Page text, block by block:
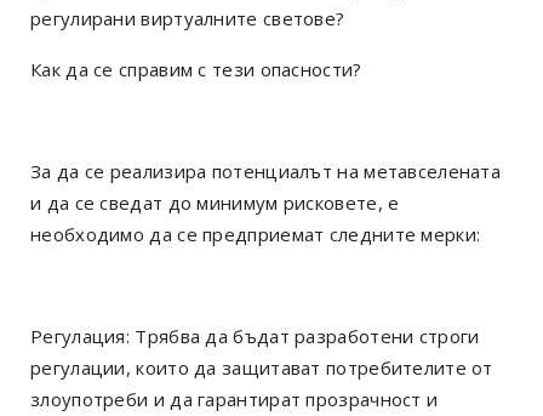
регулирани виртуалните светове?
Как да се справим с тези опасности?
За да се реализира потенциалът на метавселената
и да се сведат до минимум рисковете, е
необходимо да се предприемат следните мерки:
Регулация: Трябва да бъдат разработени строги
регулации, които да защитават потребителите от
злоупотреби и да гарантират прозрачност и